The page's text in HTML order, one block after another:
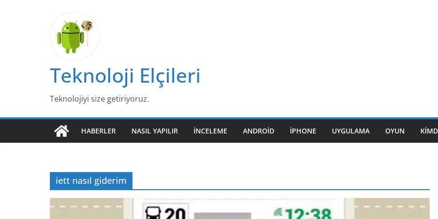
Teknoloji Elçileri
Teknolojiyi size getiriyoruz.
HABERLER NASIL YAPILIR İNCELEME ANDROID IPHONE UYGULAMA OYUN
iett nasıl giderim